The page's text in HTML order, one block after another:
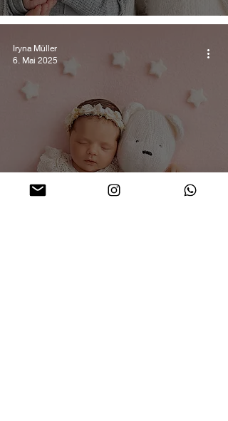
Zauberhafte Newborn-Fotos bei
Iryna Müller
6. Mai 2025